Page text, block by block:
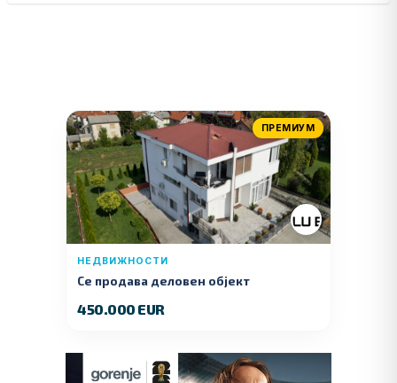
ПРЕМИУМ
НЕДВИЖНОСТИ
Се продава деловен објект
450.000 EUR